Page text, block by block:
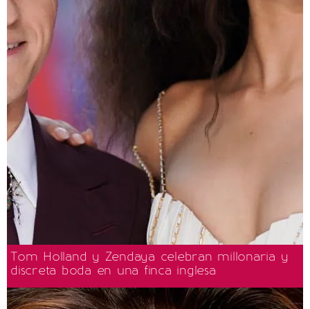
Tom Holland y Zendaya celebran millonaria y
discreta boda en una finca inglesa